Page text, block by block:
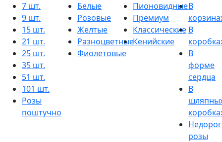
7 шт.
9 шт.
15 шт.
21 шт.
25 шт.
35 шт.
51 шт.
101 шт.
Розы
поштучно
Белые
Розовые
Желтые
Разноцветные
Фиолетовые
Пионовидные
Премиум
Классические
Кенийские
В
В
В
форме
сердца
В
розы